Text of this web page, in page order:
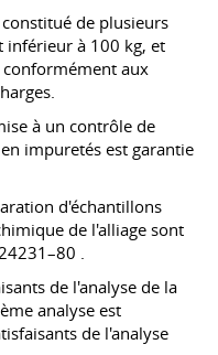
de plusieurs
inférieur à 100 kg, et
aux
à un contrôle de
impuretés est garantie
d'échantillons
de l'alliage sont
.
de l'analyse de la
analyse est
de l'analyse